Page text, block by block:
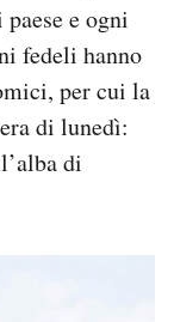
e ogni
fedeli hanno
per cui la
di lunedì:
di